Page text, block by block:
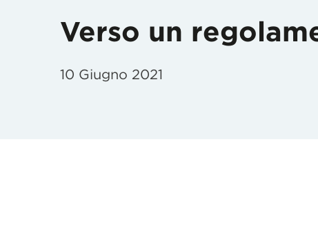
Verso un
10 Giugno 2021